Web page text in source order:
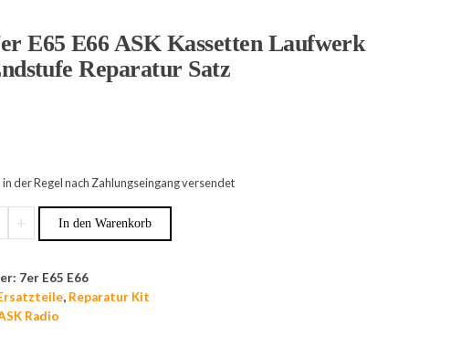
E65 E66 ASK Kassetten Laufwerk
Reparatur Satz
der Regel nach Zahlungseingang versendet
+ In den Warenkorb
7er E65 E66
, Reparatur Kit
Radio